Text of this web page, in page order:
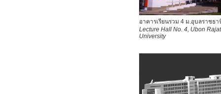
อาคารเรียนรวม 4 ม.อุบลราชธา
Lecture Hall No. 4, Ubon
University